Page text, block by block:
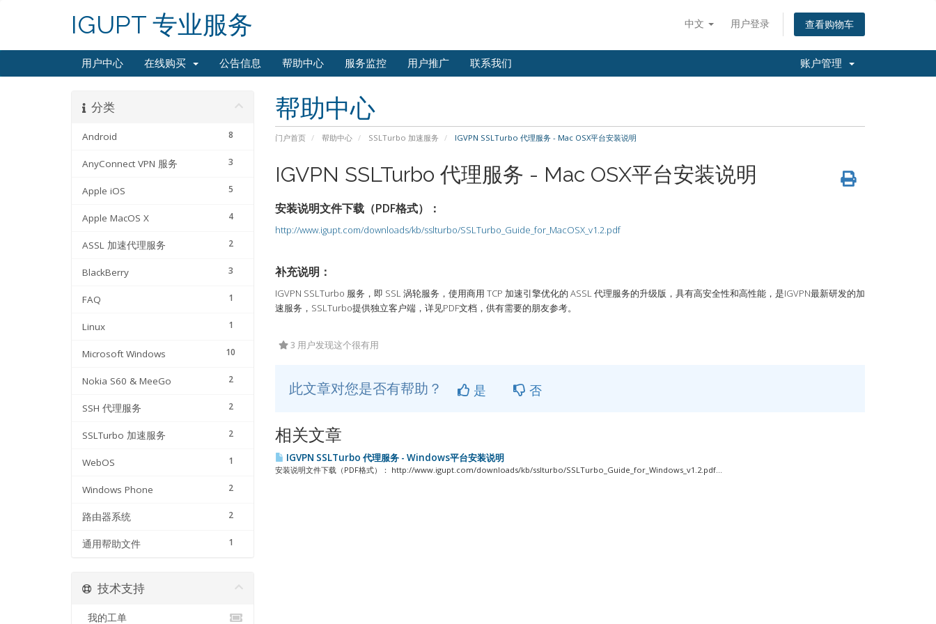
中文 用户登录 查看购物车
IGUPT 专业服务
用户中心 在线购买 公告信息 帮助中心 服务监控 用户推广 联系我们 账户管理
帮助中心
门户首页 帮助中心 SSLTurbo 加速服务 IGVPN SSLTurbo 代理服务 - Mac OSX平台安装说明
分类
8
Android
3
AnyConnect VPN 服务
5
Apple iOS
4
Apple MacOS X
2
ASSL 加速代理服务
3
BlackBerry
1
FAQ
1
Linux
10
Microsoft Windows
2
Nokia S60 & MeeGo
2
SSH 代理服务
2
SSLTurbo 加速服务
1
WebOS
2
Windows Phone
2
路由器系统
1
通用帮助文件
IGVPN SSLTurbo 代理服务 - Mac OSX平台安装说明
安装说明文件下载（PDF格式）：
http://www.igupt.com/downloads/kb/sslturbo/SSLTurbo_Guide_for_MacOSX_v1.2.pdf
补充说明：
IGVPN SSLTurbo 服务，即 SSL 涡轮服务，使用商用 TCP 加速引擎优化的 ASSL 代理服务的升级版，具有高安全性和高性能，是IGVPN最新研发的加
速服务，SSLTurbo提供独立客户端，详见PDF文档，供有需要的朋友参考。
3 用户发现这个很有用
此文章对您是否有帮助？ 是 否
相关文章
IGVPN SSLTurbo 代理服务 - Windows平台安装说明
安装说明文件下载（PDF格式）： http://www.igupt.com/downloads/kb/sslturbo/SSLTurbo_Guide_for_Windows_v1.2.pdf...
技术支持
我的工单